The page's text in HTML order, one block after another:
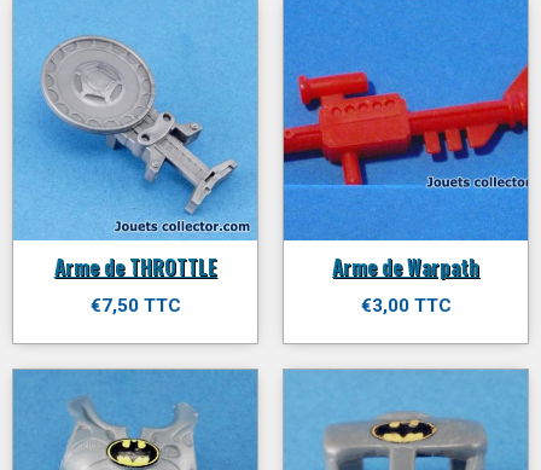
Arme de THROTTLE
€7,50 TTC
Arme de Warpath
€3,00 TTC